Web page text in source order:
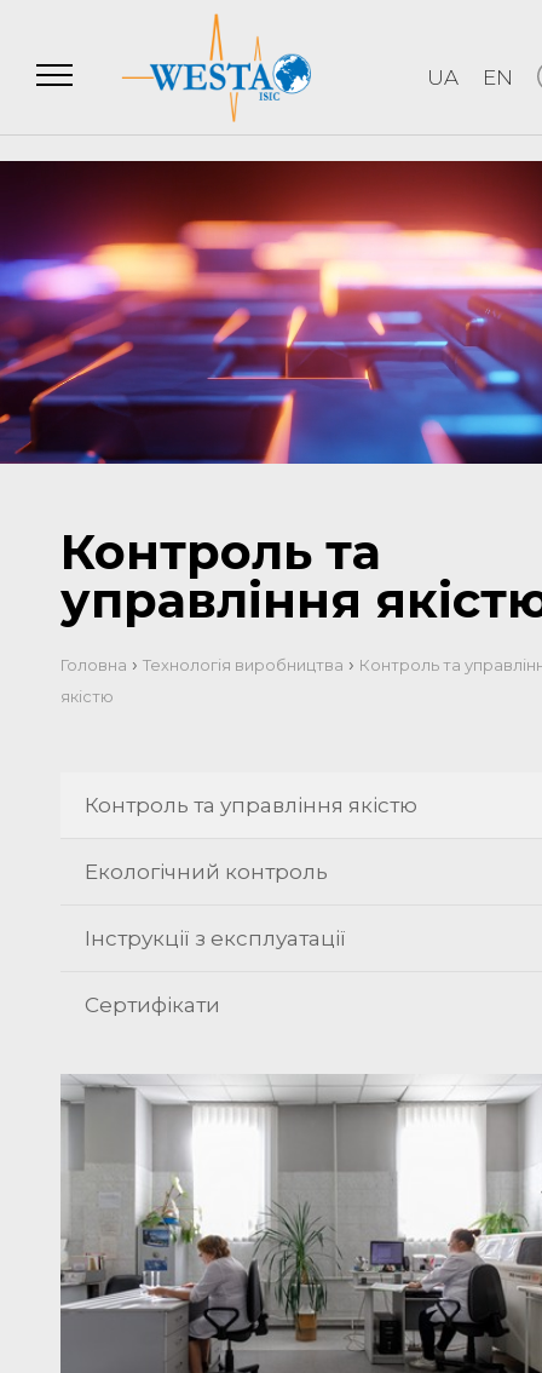
UA EN
Контроль та
управління
Головна › Технологія виробництва › Контроль та
якістю
Контроль та управління якістю
Екологічний контроль
Інструкції з експлуатації
Сертифікати